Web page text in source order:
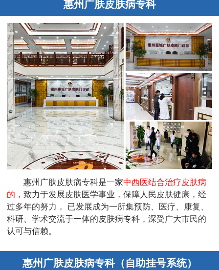
惠州广肤皮肤病专科
惠州广肤皮肤病专科是一家中西医结合治疗皮肤病
的， 致力于发展皮肤医学事业，保障人民皮肤健康，经
过多年的努力， 已发展成为一所集预防、医疗、康复、
科研、学术交流于一体的皮肤病专科，深受广大市民的
认可与信赖。
惠州广肤皮肤病专科（自助挂号系统）